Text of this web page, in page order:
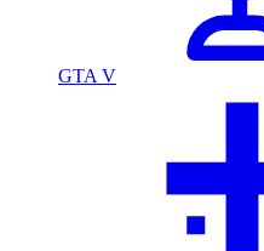
GTA V